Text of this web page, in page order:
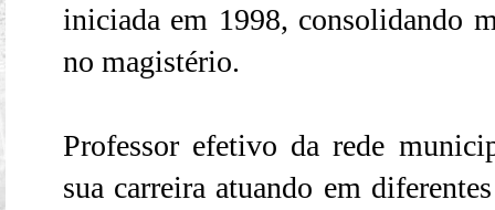
iniciada em 1998, consolidando
no magistério.
Professor efetivo da rede
sua carreira atuando em